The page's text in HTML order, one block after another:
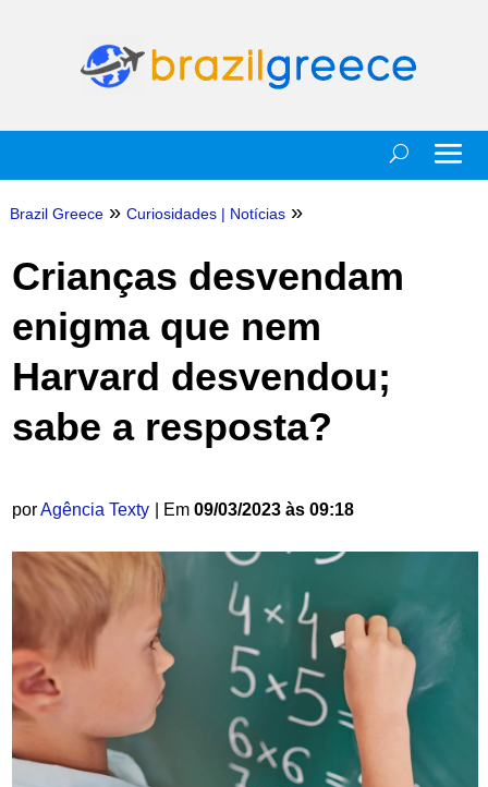
Brazil Greece » Curiosidades| Notícias »
Crianças desvendam
enigma que nem
Harvard desvendou;
sabe a resposta?
porAgência Texty | Em 09/03/2023 às 09:18